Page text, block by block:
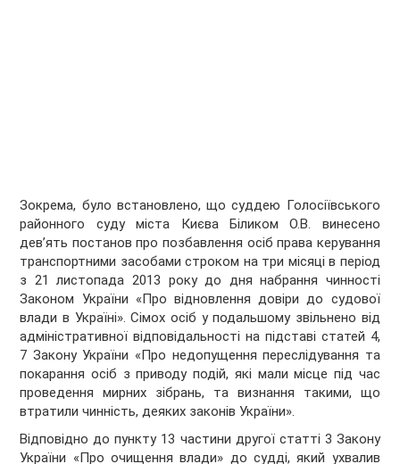
Зокрема, було встановлено, що суддею Голосіївського
районного суду міста Києва Біликом О.В. винесено
дев’ять постанов про позбавлення осіб права керування
транспортними засобами строком на три місяці в період
з 21 листопада 2013 року до дня набрання чинності
Законом України «Про відновлення довіри до судової
влади в Україні». Сімох осіб у подальшому звільнено від
адміністративної відповідальності на підставі статей 4,
7 Закону України «Про недопущення переслідування та
покарання осіб з приводу подій, які мали місце під час
проведення мирних зібрань, та визнання такими, що
втратили чинність, деяких законів України».
Відповідно до пункту 13 частини другої статті 3 Закону
України «Про очищення влади» до судді, який ухвалив